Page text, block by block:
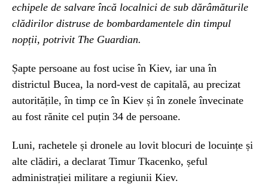
echipele de salvare încă localnici de sub dărâmăturile
clădirilor distruse de bombardamentele din timpul
nopții, potrivit The Guardian.
Șapte persoane au fost ucise în Kiev, iar una în
districtul Bucea, la nord-vest de capitală, au precizat
autoritățile, în timp ce în Kiev și în zonele învecinate
au fost rănite cel puțin 34 de persoane.
Luni, rachetele și dronele au lovit blocuri de locuințe și
alte clădiri, a declarat Timur Tkacenko, șeful
administrației militare a regiunii Kiev.